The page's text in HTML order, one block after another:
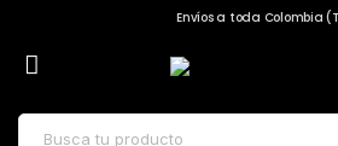
Envíos a toda Colombia